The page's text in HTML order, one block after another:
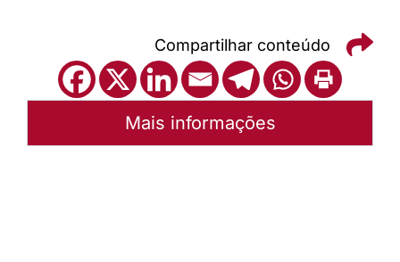
Compartilhar conteúdo
Mais informações